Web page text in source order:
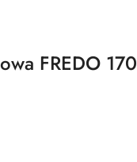
FREDO 170